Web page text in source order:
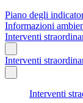
Piano degli
Informazioni
Interventi
Interventi
Interventi